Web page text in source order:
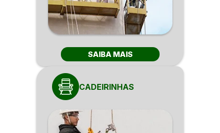
SAIBA MAIS
CADEIRINHAS